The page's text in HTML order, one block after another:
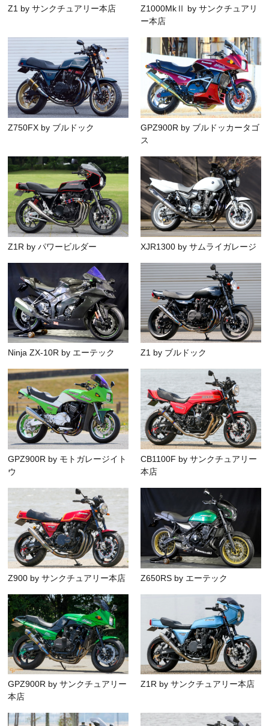
Z1 by サンクチュアリー本店
Z1000MkⅡ by サンクチュアリ
ー本店
Z750FX by ブルドック
GPZ900R by ブルドッカータゴ
ス
Z1R by パワービルダー XJR1300 by サムライガレージ
Ninja ZX-10R by エーテック Z1 by ブルドック
GPZ900R by モトガレージイト
ウ
CB1100F by サンクチュアリー
本店
Z900 by サンクチュアリー本店 Z650RS by エーテック
GPZ900R by サンクチュアリー
本店
Z1R by サンクチュアリー本店